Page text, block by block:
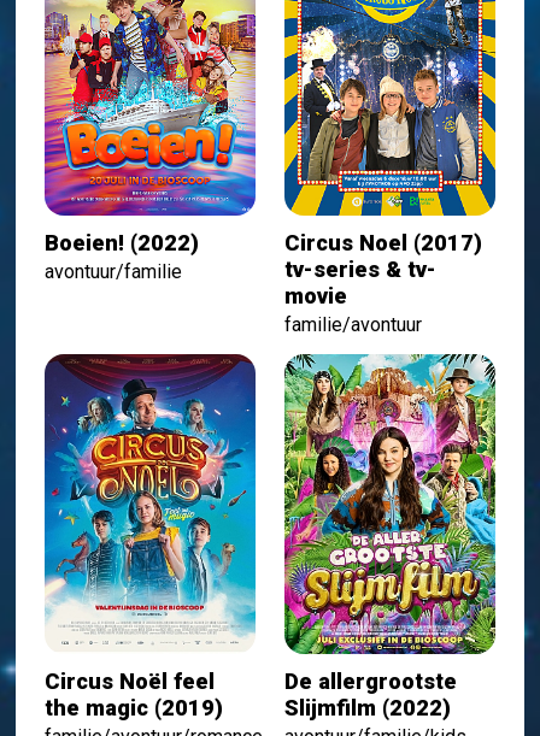
Boeien! (2022)
avontuur/familie
Circus Noel (2017)
tv-series & tv-
movie
familie/avontuur
Circus Noël feel
the magic (2019)
De allergrootste
Slijmfilm (2022)